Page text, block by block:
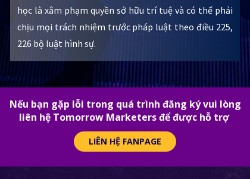
học là xâm phạm quyền sở hữu trí tuệ và có thể phải
chịu mọi trách nhiệm trước pháp luật theo điều 225,
226 bộ luật hình sự.
Nếu bạn gặp lỗi trong quá trình đăng ký vui lòng
liên hệ Tomorrow Marketers để được hỗ trợ
LIÊN HỆ FANPAGE